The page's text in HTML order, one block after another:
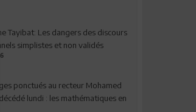
Tayibat: Les dangers des discours
simplistes et non validés
ponctués au recteur Mohamed
décédé lundi : les mathématiques en